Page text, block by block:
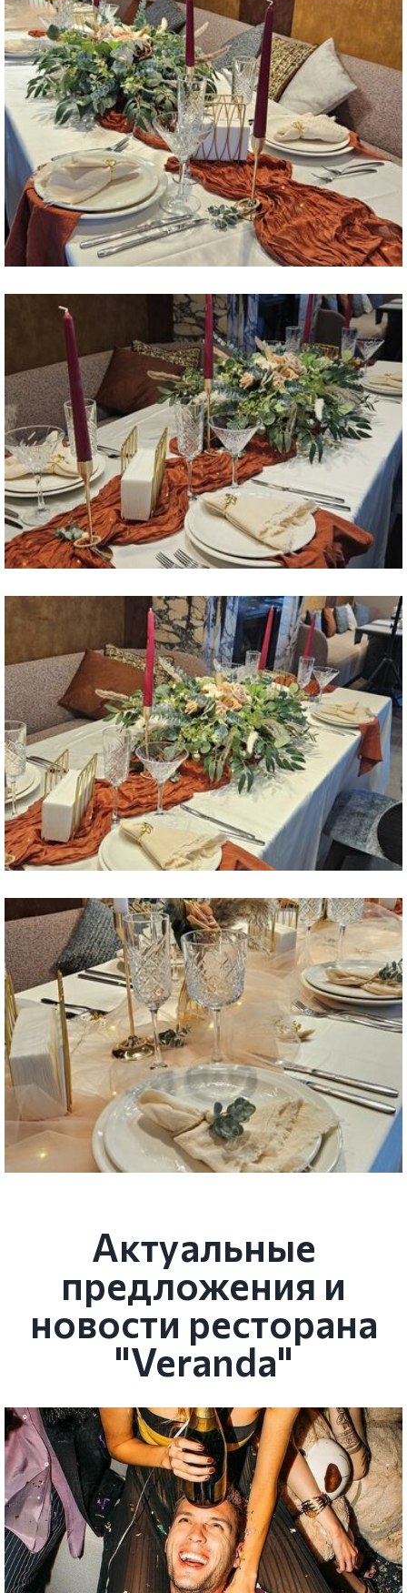
Актуальные
предложения и
новости ресторана
"Veranda"